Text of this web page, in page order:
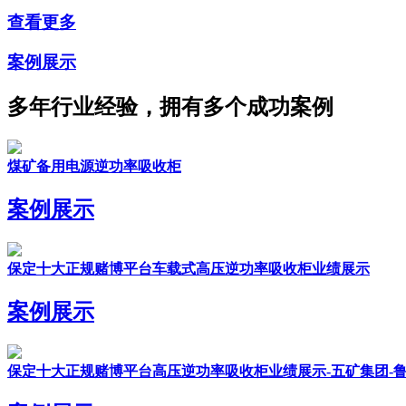
查看更多
案例展示
多年行业经验，拥有多个成功案例
煤矿备用电源逆功率吸收柜
案例展示
保定十大正规赌博平台车载式高压逆功率吸收柜业绩展示
案例展示
保定十大正规赌博平台高压逆功率吸收柜业绩展示-五矿集团-